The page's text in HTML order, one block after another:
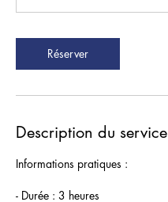
Réserver
Description du service
Informations pratiques :
- Durée : 3 heures